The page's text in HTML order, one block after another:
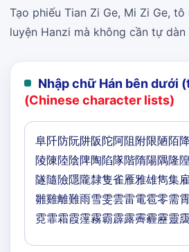
Tạo phiếu Tian Zi Ge, Mi Zi Ge,
luyện Hanzi mà không cần tự dàn
Nhập chữ Hán bên dưới
(Chinese character lists)